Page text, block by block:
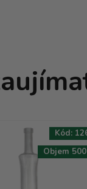
Objem
Kód: